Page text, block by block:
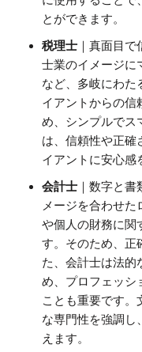
とができます。
税理士 ｜真面目
士業のイメージに
など、多岐にわた
イアントからの信
め、シンプルでス
は、信頼性や正確
イアントに安心感
会計士 ｜数字と
メージを合わせた
や個人の財務に関
す。そのため、正
た、会計士は法的
め、プロフェッシ
ことも重要です。
な専門性を強調し
えます。